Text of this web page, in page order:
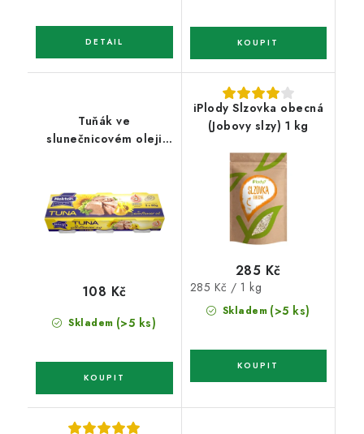
Tuňák ve
slunečnicovém oleji
Skladem (>5 ks)
108 Kč
iPlody Slzovka obecná
(Jobovy slzy) 1 kg
Skladem (>5 ks)
285 Kč
Měrná
cena:
285 Kč / 1 kg